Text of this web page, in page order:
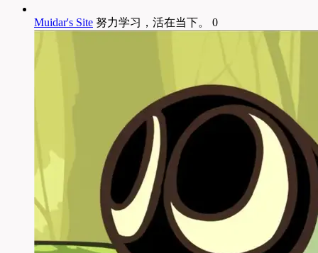
Muidar's Site 努力学习，活在当下。 0